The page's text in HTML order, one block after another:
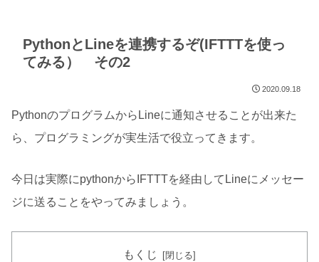
PythonとLineを連携するぞ(IFTTTを使っ
てみる） その2
2020.09.18
PythonのプログラムからLineに通知させることが出来た
ら、プログラミングが実生活で役立ってきます。
今日は実際にpythonからIFTTTを経由してLineにメッセー
ジに送ることをやってみましょう。
もくじ